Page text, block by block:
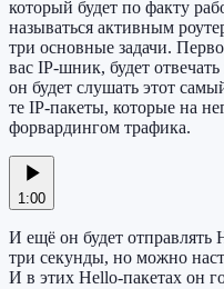
который будет по факту
называться активным
три основные задачи.
вас IP-шник, будет
он будет слушать этот
те IP-пакеты, которые на
форвардингом трафика.
1:00
И ещё он будет
три секунды, но можно
И в этих Hello-пакетах он